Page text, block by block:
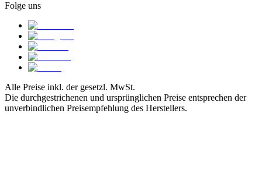
Folge uns
Alle Preise inkl. der gesetzl. MwSt.
Die durchgestrichenen und ursprünglichen Preise entsprechen der
unverbindlichen Preisempfehlung des Herstellers.